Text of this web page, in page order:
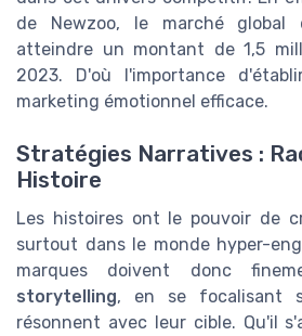
de Newzoo, le marché global
atteindre un montant de 1,5
2023. D'où l'importance
marketing émotionnel efficace.
Stratégies Narratives :
Histoire
Les histoires ont le pouvoir de
surtout dans le monde hyper-
marques doivent donc
storytelling, en se focalisant
résonnent avec leur cible. Qu'il